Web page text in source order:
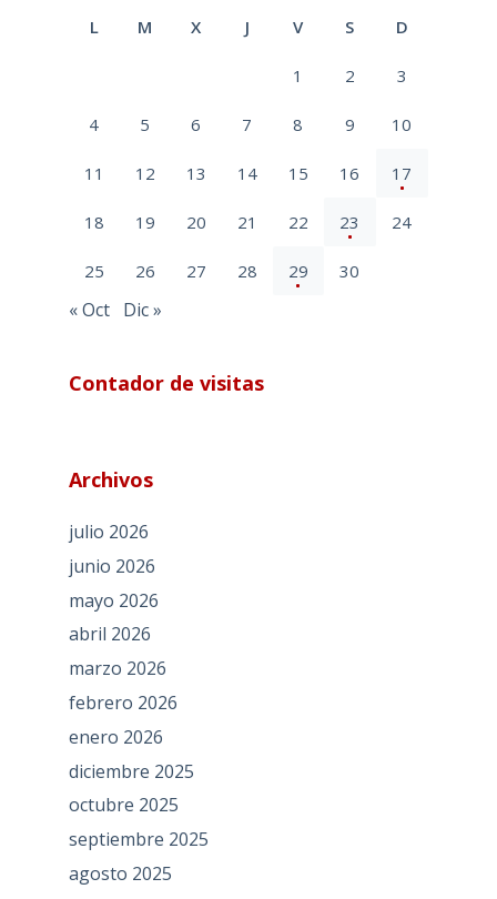
L M X J V S D
1 2 3
4 5 6 7 8 9 10
11 12 13 14 15 16 17
18 19 20 21 22 23 24
25 26 27 28 29 30
« Oct Dic »
Contador de visitas
Archivos
julio 2026
junio 2026
mayo 2026
abril 2026
marzo 2026
febrero 2026
enero 2026
diciembre 2025
octubre 2025
septiembre 2025
agosto 2025